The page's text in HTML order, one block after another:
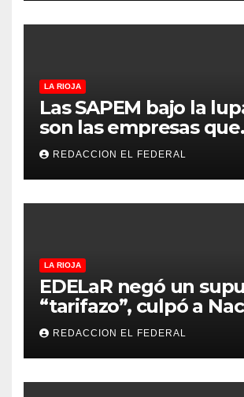
LA RIOJA
Las SAPEM bajo la
son las empresas que
evalúan vender a
privados
REDACCION EL FEDERAL
LA RIOJA
EDELaR negó un
“tarifazo”, culpó a
defendió los
medición: “la empresa
factura lo que lee, no
estima”
REDACCION EL FEDERAL